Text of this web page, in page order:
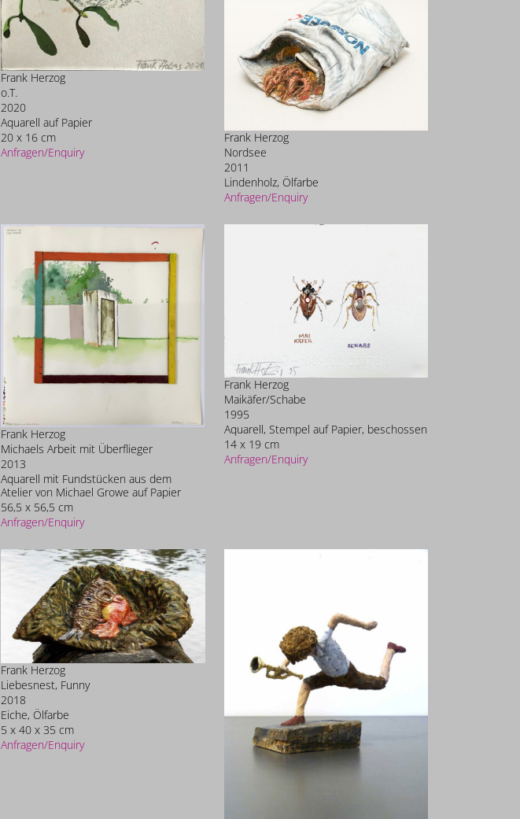
Frank Herzog
o.T.
2020
Aquarell auf Papier
20 x 16 cm
Anfragen/Enquiry
Frank Herzog
Nordsee
2011
Lindenholz, Ölfarbe
Anfragen/Enquiry
Frank Herzog
Michaels Arbeit mit Überflieger
2013
Aquarell mit Fundstücken aus dem
Atelier von Michael Growe auf Papier
56,5 x 56,5 cm
Anfragen/Enquiry
Frank Herzog
Maikäfer/Schabe
1995
Aquarell, Stempel auf Papier, beschossen
14 x 19 cm
Anfragen/Enquiry
Frank Herzog
Liebesnest, Funny
2018
Eiche, Ölfarbe
5 x 40 x 35 cm
Anfragen/Enquiry